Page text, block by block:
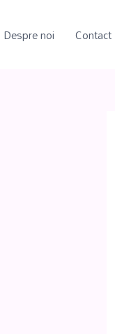
Despre noi Contact